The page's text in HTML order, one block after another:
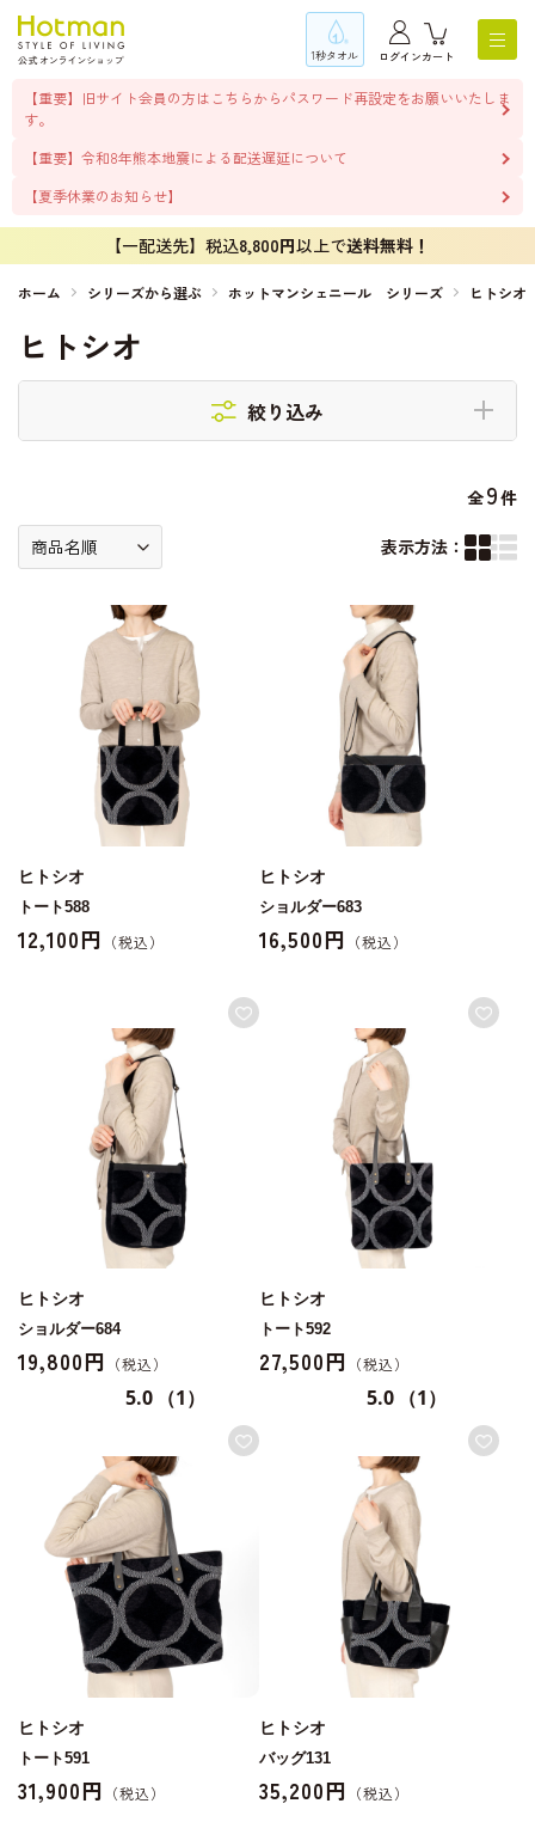
1秒タオル ログインカート
【重要】旧サイト会員の方はこちらからパスワード再設定をお願いいたしま
す。
【重要】令和8年熊本地震による配送遅延について
【夏季休業のお知らせ】
【一配送先】税込8,800円以上で送料無料！
ホーム シリーズから選ぶ ホットマンシェニール シリーズ ヒトシオ
ヒトシオ
絞り込み
全9件
表示方法：
ヒトシオ
トート588
12,100円
ヒトシオ
ショルダー683
16,500円
ヒトシオ
ショルダー684
19,800円
5.0 （1）
ヒトシオ
トート592
27,500円
5.0 （1）
ヒトシオ
トート591
31,900円
ヒトシオ
バッグ131
35,200円